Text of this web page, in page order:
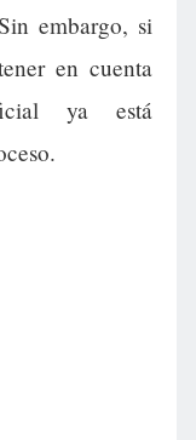
embargo, si
en cuenta
ya está